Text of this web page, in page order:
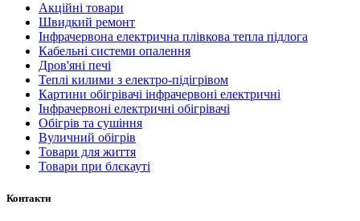
Акційні товари
Швидкий ремонт
Інфрачервона електрична плівкова тепла підлога
Кабельні системи опалення
Дров'яні печі
Теплі килими з електро-підігрівом
Картини обігрівачі інфрачервоні електричні
Інфрачервоні електричні обігрівачі
Обігрів та сушіння
Вуличний обігрів
Товари для життя
Товари при блєкауті
Контакти